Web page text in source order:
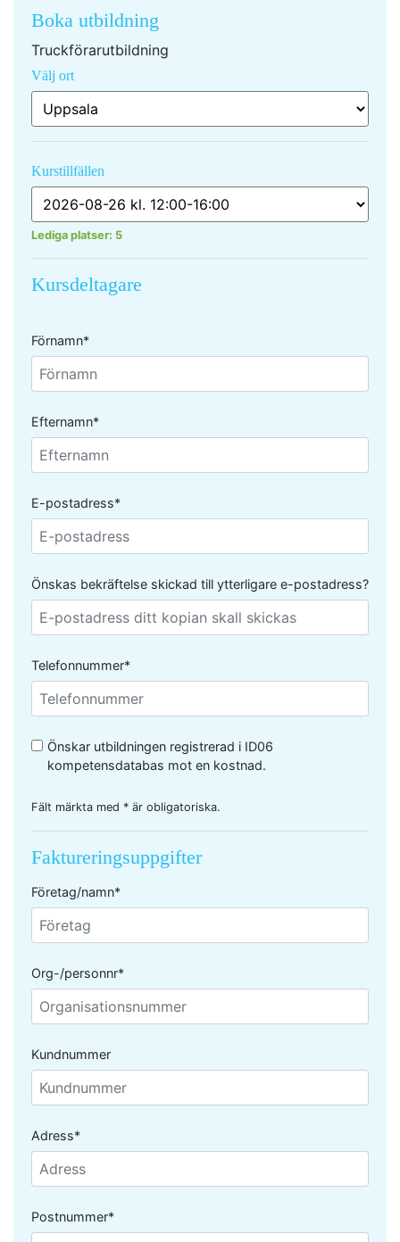
Boka utbildning
Truckförarutbildning
Välj ort
Kurstillfällen
Lediga platser: 5
Kursdeltagare
Förnamn*
Efternamn*
E-postadress*
Önskas bekräftelse skickad till ytterligare e-postadress?
Telefonnummer*
Önskar utbildningen registrerad i ID06
kompetensdatabas mot en kostnad.
Fält märkta med * är obligatoriska.
Faktureringsuppgifter
Företag/namn*
Org-/personnr*
Kundnummer
Adress*
Postnummer*